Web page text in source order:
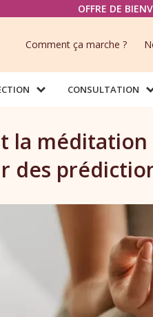
OFFRE DE
Comment ça marche ?
CONSULTATION
la
des